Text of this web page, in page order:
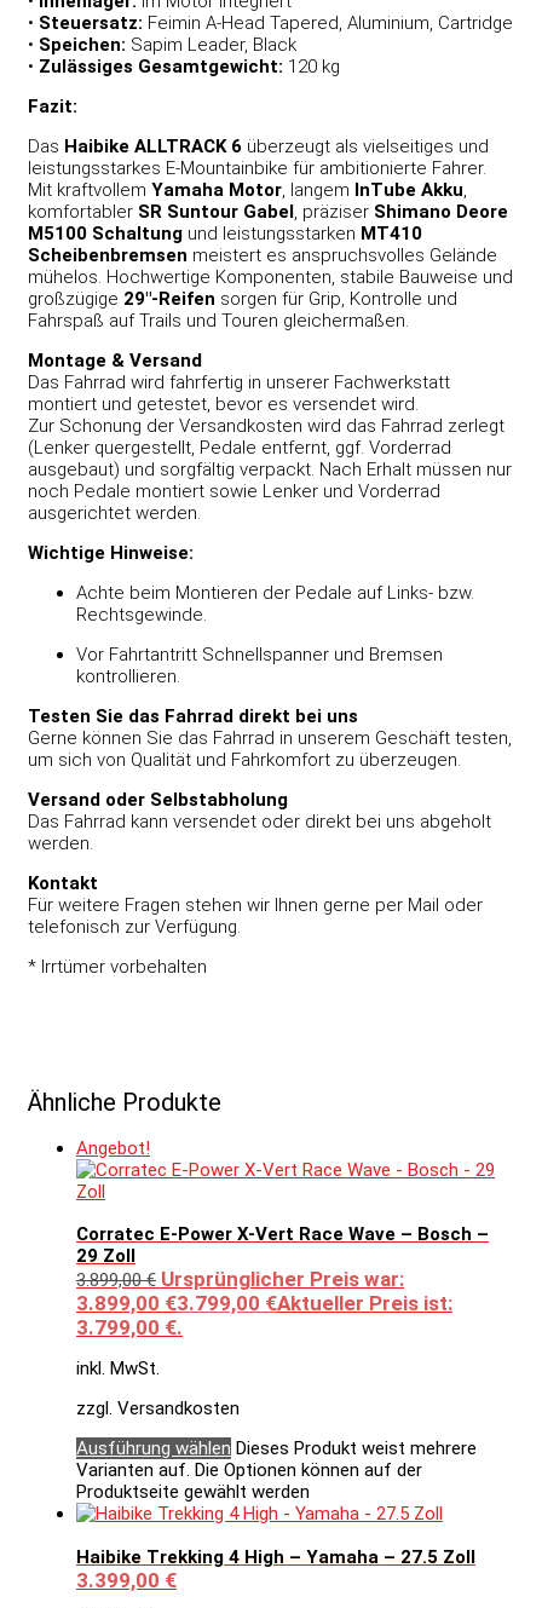
• Steuersatz: Feimin A-Head Tapered, Aluminium, Cartridge
• Speichen: Sapim Leader, Black
• Zulässiges Gesamtgewicht: 120 kg
Fazit:
Das Haibike ALLTRACK 6 überzeugt als vielseitiges und
leistungsstarkes E-Mountainbike für ambitionierte Fahrer.
Mit kraftvollem Yamaha Motor , langem InTube Akku
komfortabler SR Suntour Gabel , präziser Shimano Deore
M5100 Schaltung und leistungsstarken MT410
Scheibenbremsen meistert es anspruchsvolles Gelände
mühelos. Hochwertige Komponenten, stabile Bauweise und
großzügige 29″-Reifen sorgen für Grip, Kontrolle und
Fahrspaß auf Trails und Touren gleichermaßen.
Montage & Versand
Das Fahrrad wird fahrfertig in unserer Fachwerkstatt
montiert und getestet, bevor es versendet wird.
Zur Schonung der Versandkosten wird das Fahrrad zerlegt
(Lenker quergestellt, Pedale entfernt, ggf. Vorderrad
ausgebaut) und sorgfältig verpackt. Nach Erhalt müssen nur
noch Pedale montiert sowie Lenker und Vorderrad
ausgerichtet werden.
Wichtige Hinweise:
Achte beim Montieren der Pedale auf Links- bzw.
Rechtsgewinde.
Vor Fahrtantritt Schnellspanner und Bremsen
kontrollieren.
Testen Sie das Fahrrad direkt bei uns
Gerne können Sie das Fahrrad in unserem Geschäft testen,
um sich von Qualität und Fahrkomfort zu überzeugen.
Versand oder Selbstabholung
Das Fahrrad kann versendet oder direkt bei uns abgeholt
werden.
Kontakt
Für weitere Fragen stehen wir Ihnen gerne per Mail oder
telefonisch zur Verfügung.
* Irrtümer vorbehalten
Ähnliche Produkte
Angebot!
Corratec E-Power X-Vert Race Wave – Bosch –
29 Zoll
3.899,00€ Ursprünglicher Preis war:
3.899,00 €3.799,00 €Aktueller Preis ist:
3.799,00 €.
inkl. MwSt.
zzgl. Versandkosten
Ausführung wählen Dieses Produkt weist mehrere
Varianten auf. Die Optionen können auf der
Produktseite gewählt werden
Haibike Trekking 4 High – Yamaha – 27.5 Zoll
3.399,00 €